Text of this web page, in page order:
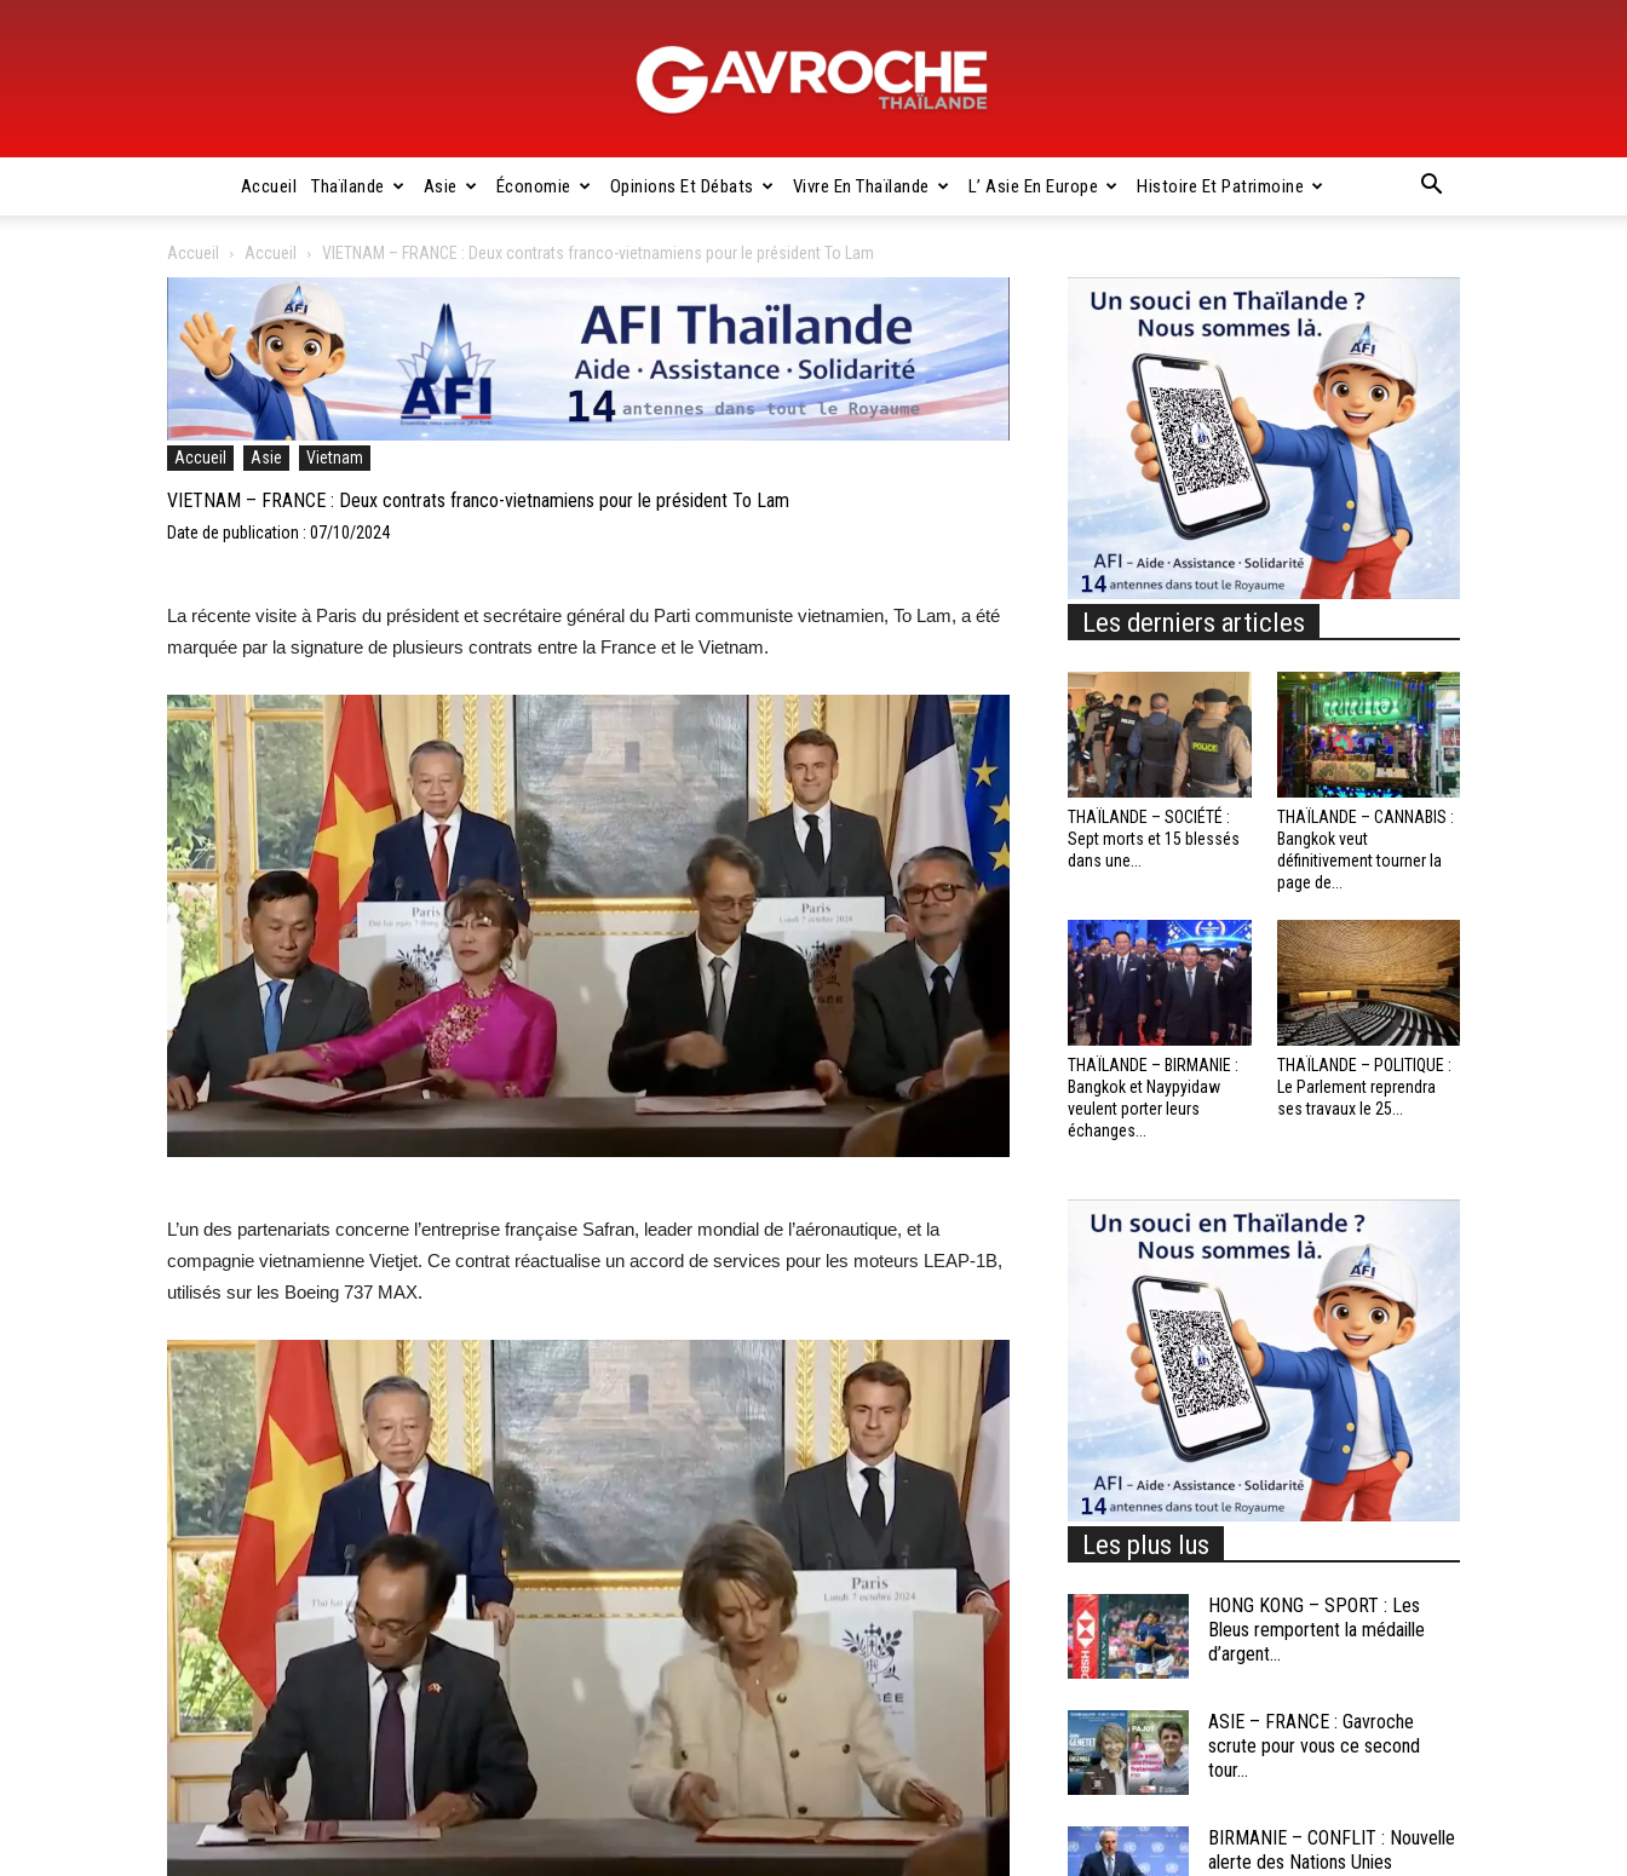
Gavroche
Thaïlande
Accueil Thaïlande Asie Économie Opinions Et Débats Vivre En Thaïlande L’ Asie En Europe Histoire Et Patrimoine
Accueil Accueil VIETNAM – FRANCE : Deux contrats franco-vietnamiens pour le président To Lam
Accueil Asie Vietnam
VIETNAM – FRANCE : Deux contrats franco-vietnamiens pour le président To Lam
Date de publication : 07/10/2024
La récente visite à Paris du président et secrétaire général du Parti communiste vietnamien, To Lam, a été
marquée par la signature de plusieurs contrats entre la France et le Vietnam.
L’un des partenariats concerne l’entreprise française Safran, leader mondial de l’aéronautique, et la
compagnie vietnamienne Vietjet. Ce contrat réactualise un accord de services pour les moteurs LEAP-1B,
utilisés sur les Boeing 737 MAX.
Les derniers articles
THAÏLANDE – SOCIÉTÉ :
Sept morts et 15 blessés
dans une...
THAÏLANDE – CANNABIS :
Bangkok veut
définitivement tourner la
page de...
THAÏLANDE – BIRMANIE :
Bangkok et Naypyidaw
veulent porter leurs
échanges...
THAÏLANDE – POLITIQUE :
Le Parlement reprendra
ses travaux le 25...
Les plus lus
HONG KONG – SPORT : Les
Bleus remportent la médaille
d’argent...
ASIE – FRANCE : Gavroche
scrute pour vous ce second
tour...
BIRMANIE – CONFLIT : Nouvelle
alerte des Nations Unies